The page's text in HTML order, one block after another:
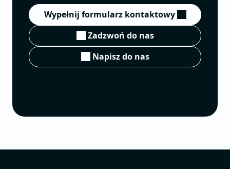
Wypełnij formularz kontaktowy
Zadzwoń do nas
Napisz do nas